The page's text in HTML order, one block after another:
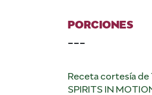
PORCIONES
---
Receta cortesía de
SPIRITS IN